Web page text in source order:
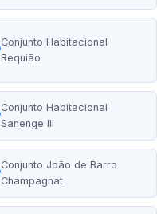
Conjunto Habitacional
Requião
Conjunto Habitacional
Sanenge III
Conjunto João de Barro
Champagnat